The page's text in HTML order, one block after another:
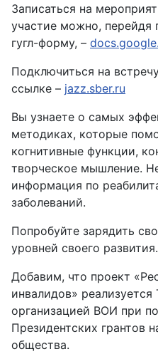
Записаться на
участие можно, перейдя
гугл-форму, –
Подключиться на
ссылке – jazz.sber.ru
Вы узнаете о самых
методиках, которые
когнитивные функции,
творческое мышление.
информация по
заболеваний.
Попробуйте зарядить
уровней своего развития.
Добавим, что проект
инвалидов»
организацией ВОИ при
Президентских грантов
общества.